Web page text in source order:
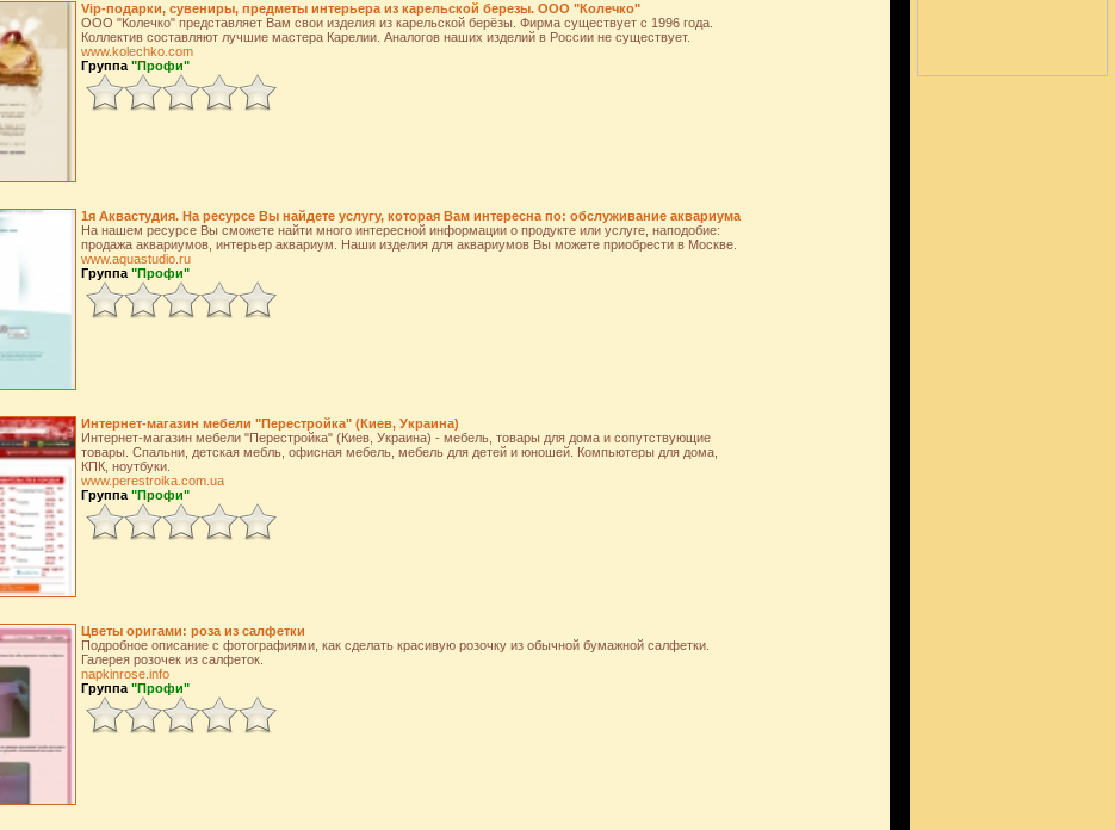
Vip-подарки, сувениры, предметы интерьера из карельской березы. ООО "Колечко"
ООО "Колечко" представляет Вам свои изделия из карельской берёзы. Фирма существует с 1996 года.
Коллектив составляют лучшие мастера Карелии. Аналогов наших изделий в России не существует.
www.kolechko.com
Группа "Профи"
1я Аквастудия. На ресурсе Вы найдете услугу, которая Вам интересна по: обслуживание аквариума
На нашем ресурсе Вы сможете найти много интересной информации о продукте или услуге, наподобие:
продажа аквариумов, интерьер аквариум. Наши изделия для аквариумов Вы можете приобрести в Москве.
www.aquastudio.ru
Группа "Профи"
Интернет-магазин мебели "Перестройка" (Киев, Украина)
Интернет-магазин мебели "Перестройка" (Киев, Украина) - мебель, товары для дома и сопутствующие
товары. Спальни, детская мебль, офисная мебель, мебель для детей и юношей. Компьютеры для дома,
КПК, ноутбуки.
www.perestroika.com.ua
Группа "Профи"
Цветы оригами: роза из салфетки
Подробное описание с фотографиями, как сделать красивую розочку из обычной бумажной салфетки.
Галерея розочек из салфеток.
napkinrose.info
Группа "Профи"